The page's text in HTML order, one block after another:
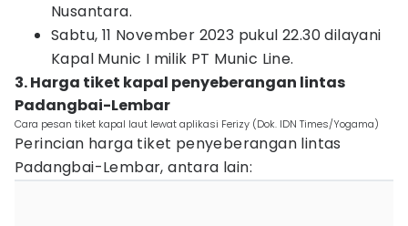
Nusantara.
Sabtu, 11 November 2023 pukul 22.30 dilayani
Kapal Munic I milik PT Munic Line.
3. Harga tiket kapal penyeberangan lintas
Padangbai-Lembar
Cara pesan tiket kapal laut lewat aplikasi Ferizy (Dok. IDN Times/Yogama)
Perincian harga tiket penyeberangan lintas
Padangbai-Lembar, antara lain: